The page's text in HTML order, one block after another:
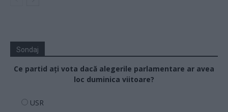
Sondaj
Ce partid ați vota dacă alegerile parlamentare ar avea
loc duminica viitoare?
USR